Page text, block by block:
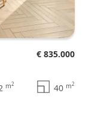
€ 835.000
m2 40 m2